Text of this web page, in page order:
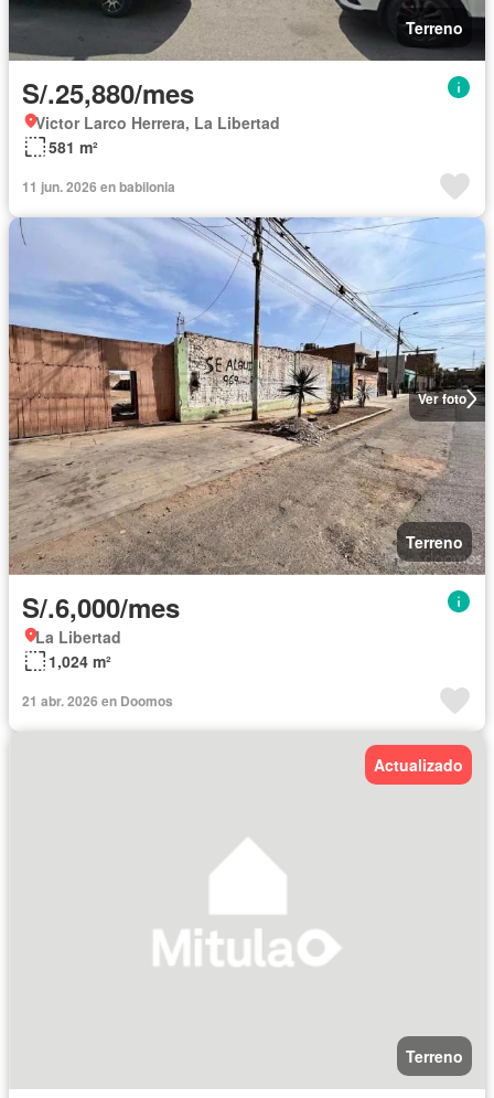
Terreno
S/.25,880/mes
Victor Larco Herrera, La Libertad
581 m²
11 jun. 2026 en babilonia
Ver foto
Terreno
S/.6,000/mes
La Libertad
1,024 m²
21 abr. 2026 en Doomos
Actualizado
Terreno